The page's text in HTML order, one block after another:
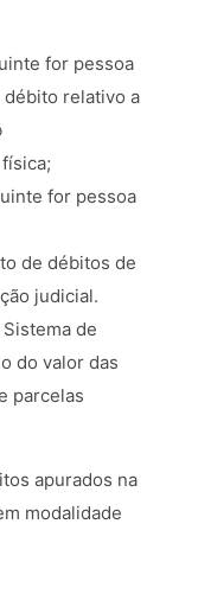
for pessoa
relativo a
for pessoa
de débitos de
judicial.
de
do valor das
parcelas
apurados na
modalidade